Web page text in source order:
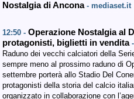
Nostalgia di Ancona - mediaset.it
12:50 - Operazione Nostalgia al
protagonisti, biglietti in vendita
Raduno dei vecchi calciatori della
sempre meno al prossimo raduno di
settembre porterà allo Stadio Del
protagonisti della storia del calcio
organizzato in collaborazione con